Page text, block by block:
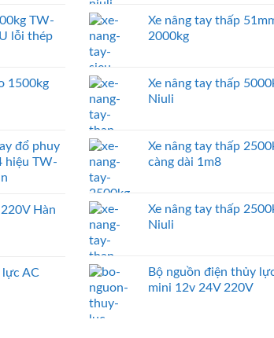
TW-
lỗi thép
1500kg
đổ phuy
hiệu TW-
Hàn
lực AC
Xe nâng tay thấp
2000kg
Xe nâng tay thấp
Niuli
Xe nâng tay thấp
càng dài 1m8
Xe nâng tay thấp
Niuli
Bộ nguồn điện thủy
mini 12v 24V 220V